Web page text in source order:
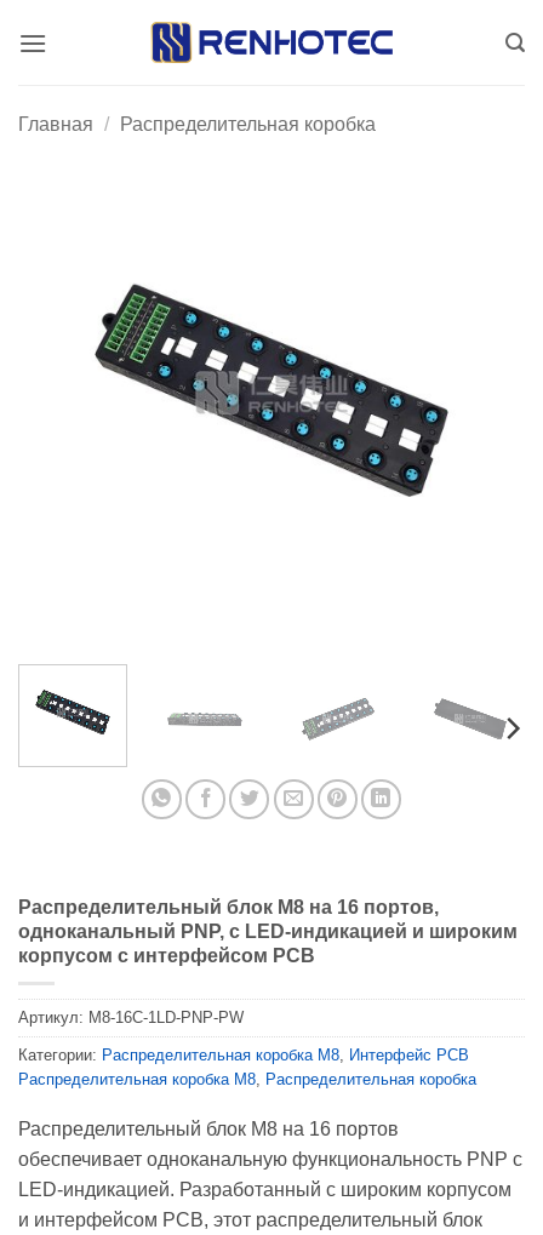
Главная / Распределительная коробка
Распределительный блок M8 на 16 портов,
одноканальный PNP, с LED-индикацией и широким
корпусом с интерфейсом PCB
Артикул: M8-16C-1LD-PNP-PW
Категории: Распределительная коробка M8, Интерфейс PCB
Распределительная коробка M8, Распределительная коробка
Распределительный блок M8 на 16 портов
обеспечивает одноканальную функциональность PNP с
LED-индикацией. Разработанный с широким корпусом
и интерфейсом PCB, этот распределительный блок